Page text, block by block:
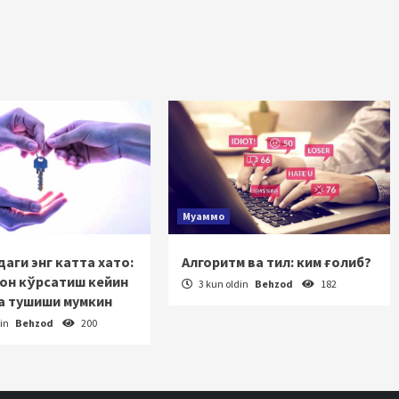
энг катта хато:
кўрсатиш кейин
тушиши мумкин
Behzod 200
Муаммо
Алгоритм ва тил: ким ғолиб?
3 kun oldin Behzod 182